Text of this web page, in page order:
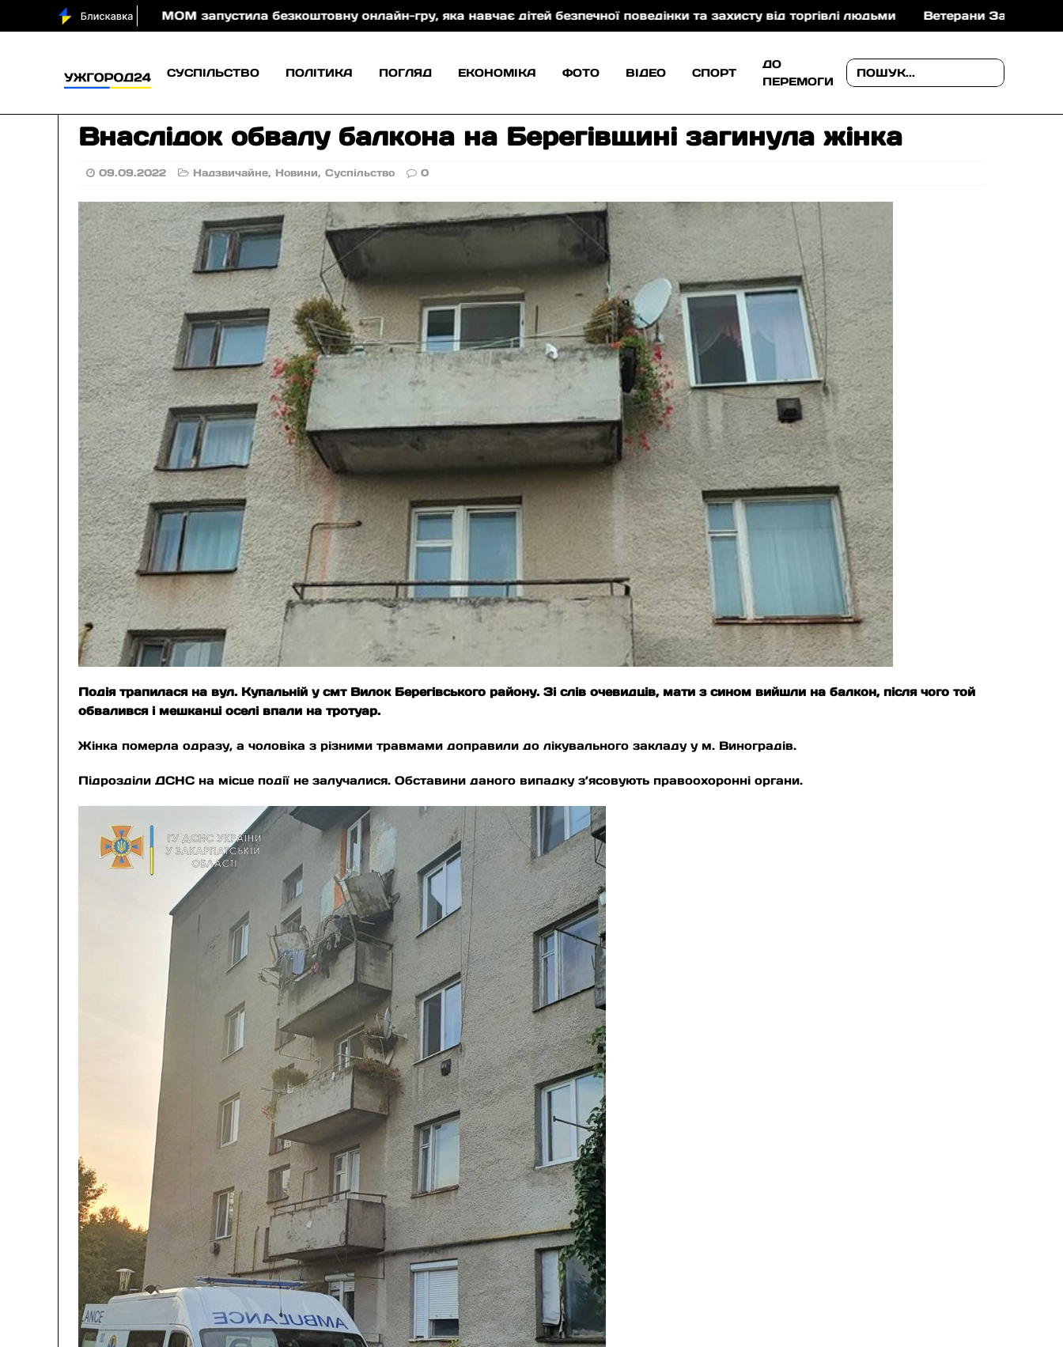
МОМ запустила безкоштовну онлайн-гру, яка навчає дітей безпечної поведінки та захисту від торгівлі людьми Ветерани Закарпаття можуть
СУСПІЛЬСТВО ПОЛІТИКА ПОГЛЯД ЕКОНОМІКА ФОТО ВІДЕО СПОРТ
ДО
ПЕРЕМОГИ
Внаслiдок обвалу балкона на Берегiвщинi загинула жiнка
09.09.2022 Надзвичайне, Новини,Суспільство 0
Подія трапилася на вул. Купальній у смт Вилок Берегівського району. Зi слiв очевидців, мати з сином вийшли на балкон, після чого той
обвалився і мешканці оселі впали на тротуар.
Жінка померла одразу, а чоловіка з різними травмами доправили до лікувального закладу у м. Виноградів.
Підрозділи ДСНС на місце події не залучалися. Обставини даного випадку з’ясовують правоохоронні органи.